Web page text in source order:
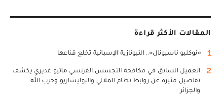
المقالات الأكثر قراءة
1 «نوكليو ناسيونال».. النيونازية الإسبانية تخلع قناعها
2
العميل السابق في مكافحة التجسس الفرنسي ماثيو غديري يكشف
تفاصيل مثيرة عن روابط نظام الملالي والبوليساريو وحزب الله
والجزائر